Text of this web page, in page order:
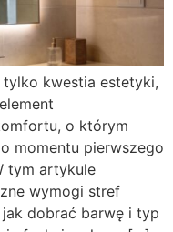
tylko kwestia estetyki,
o którym
momentu pierwszego
tym artykule
wymogi stref
dobrać barwę i typ